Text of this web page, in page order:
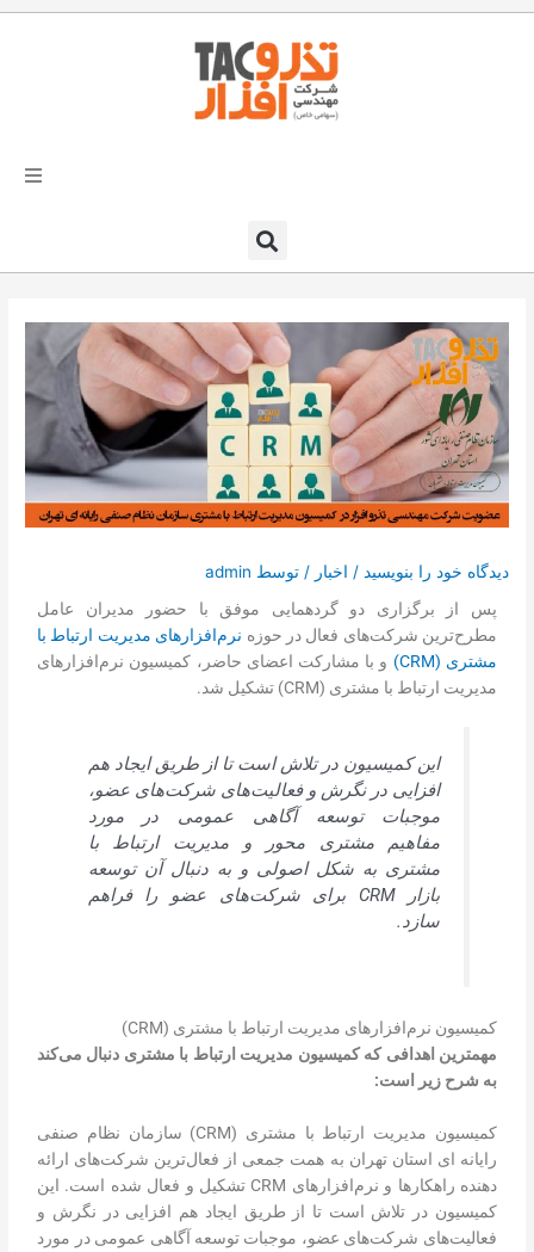
رفتن
راهکارهای تذروافزار در صنایع
خدمات و پشتیبانی
دعوت به همکاری
درخواست دمو
دیدگاه‌ خود را بنویسید / اخبار / توسط admin
پس از برگزاری دو گردهمایی موفق با حضور مدیران عامل
مطرح‏‌ترین شرکت‌‏های فعال در حوزه نرم‏‌افزارهای مدیریت ارتباط با
مشتری (CRM)
و با مشارکت اعضای حاضر، کمیسیون نرم‏‌افزارهای
مدیریت ارتباط با مشتری (CRM) تشکیل شد.
این کمیسیون در تلاش است تا از طریق ایجاد هم
افزایی در نگرش و فعالیت‌های شرکت‌های عضو،
موجبات توسعه آگاهی عمومی در مورد
مفاهیم مشتری محور و مدیریت ارتباط با
مشتری به شکل اصولی و به دنبال آن توسعه
بازار CRM برای شرکت‌های عضو را فراهم
سازد.
کمیسیون نرم‌‏افزارهای مدیریت ارتباط با مشتری (CRM)
مهمترین اهدافی که کمیسیون مدیریت ارتباط با مشتری دنبال می‌کند
به شرح زیر است:
کمیسیون مدیریت ارتباط با مشتری (CRM) سازمان نظام صنفی
رایانه ای استان تهران به همت جمعی از فعال‌ترین شرکت‌های ارائه
دهنده راهکارها و نرم‌افزارهای CRM تشکیل و فعال شده است. این
کمیسیون در تلاش است تا از طریق ایجاد هم افزایی در نگرش و
فعالیت‌های شرکت‌های عضو، موجبات توسعه آگاهی عمومی در مورد